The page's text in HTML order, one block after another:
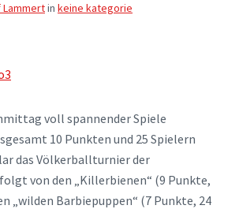
Lammertin keine kategorie
voll spannender Spiele
10 Punkten und 25 Spielern
das Völkerballturnier der
von den „Killerbienen“ (9 Punkte,
„wilden Barbiepuppen“ (7 Punkte, 24